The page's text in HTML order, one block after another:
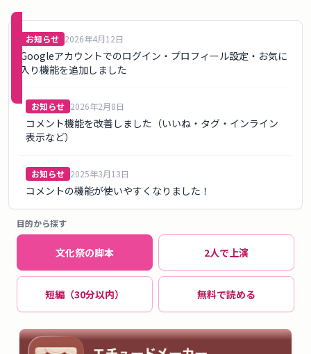
新規
登録
（無
お知らせ 2026年4月12日
Googleアカウントでのログイン・プロフィール設定・お気に
入り機能を追加しました
お知らせ 2026年2月8日
コメント機能を改善しました（いいね・タグ・インライン
表示など）
お知らせ 2025年3月13日
コメントの機能が使いやすくなりました！
目的から探す
文化祭の脚本 2人で上演
短編（30分以内） 無料で読める